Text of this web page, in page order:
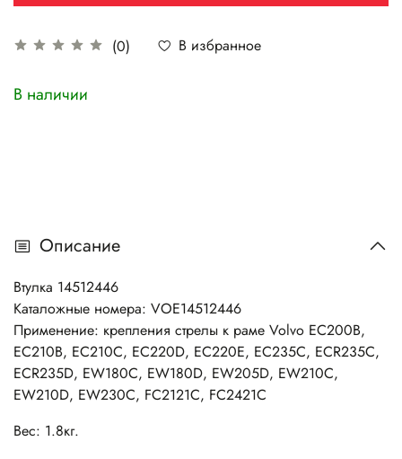
(0) В избранное
В наличии
Описание
Втулка 14512446
Каталожные номера: VOE14512446
Применение: крепления стрелы к раме Volvo EC200B,
EC210B, EC210C, EC220D, EC220E, EC235C, ECR235C,
ECR235D, EW180C, EW180D, EW205D, EW210C,
EW210D, EW230C, FC2121C, FC2421C
Вес: 1.8кг.